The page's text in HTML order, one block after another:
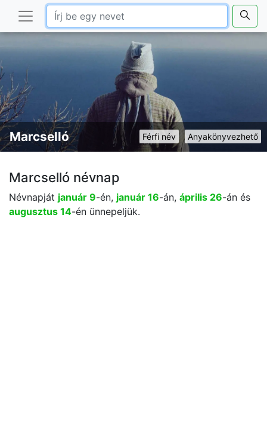
Anyakönyvezhető
Férfi név
Marcselló
Marcselló névnap
Névnapját január 9-én, január 16-án, április 26-án és
augusztus 14-én ünnepeljük.